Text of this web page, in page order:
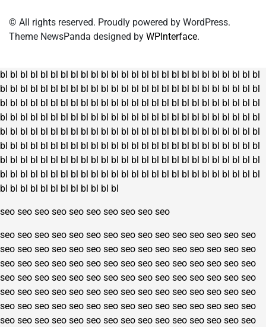
© All rights reserved. Proudly powered by WordPress.
Theme NewsPanda designed by WPInterface.
bl bl bl bl bl bl bl bl bl bl bl bl bl bl bl bl bl bl bl bl bl bl bl bl bl bl
bl bl bl bl bl bl bl bl bl bl bl bl bl bl bl bl bl bl bl bl bl bl bl bl bl bl
bl bl bl bl bl bl bl bl bl bl bl bl bl bl bl bl bl bl bl bl bl bl bl bl bl bl
bl bl bl bl bl bl bl bl bl bl bl bl bl bl bl bl bl bl bl bl bl bl bl bl bl bl
bl bl bl bl bl bl bl bl bl bl bl bl bl bl bl bl bl bl bl bl bl bl bl bl bl bl
bl bl bl bl bl bl bl bl bl bl bl bl bl bl bl bl bl bl bl bl bl bl bl bl bl bl
bl bl bl bl bl bl bl bl bl bl bl bl bl bl bl bl bl bl bl bl bl bl bl bl bl bl
bl bl bl bl bl bl bl bl bl bl bl bl bl bl bl bl bl bl bl bl bl bl bl bl bl bl
bl bl bl bl bl bl bl bl bl bl bl bl
seo seo seo seo seo seo seo seo seo seo
seo seo seo seo seo seo seo seo seo seo seo seo seo seo seo
seo seo seo seo seo seo seo seo seo seo seo seo seo seo seo
seo seo seo seo seo seo seo seo seo seo seo seo seo seo seo
seo seo seo seo seo seo seo seo seo seo seo seo seo seo seo
seo seo seo seo seo seo seo seo seo seo seo seo seo seo seo
seo seo seo seo seo seo seo seo seo seo seo seo seo seo seo
seo seo seo seo seo seo seo seo seo seo seo seo seo seo seo